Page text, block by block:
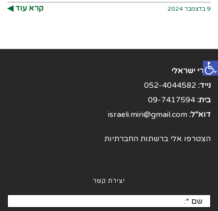
פתח סרגל נגישות
9 בדצמבר 2024 קרא עוד ◀︎
מירי ישראלי
נייד: 052-4044582
בית: 09-7417594
דוא"ל: israeli.miri@gmail.com
הצטרפו אלי ברשתות החברתיות
יצירת קשר